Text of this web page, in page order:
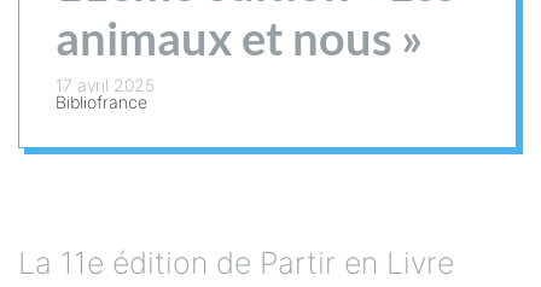
animaux et nous »
17 avril 2025
Bibliofrance
La 11e édition de Partir en Livre